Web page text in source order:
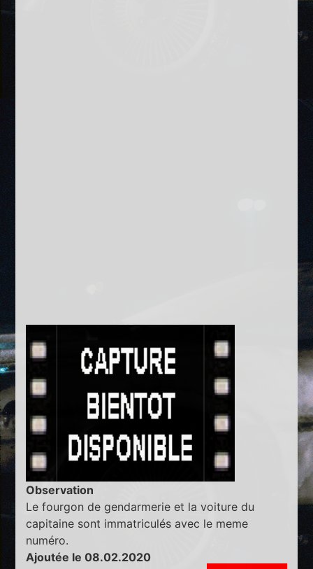
Observation
Le fourgon de gendarmerie et la voiture du
capitaine sont immatriculés avec le meme
numéro.
Ajoutée le 08.02.2020